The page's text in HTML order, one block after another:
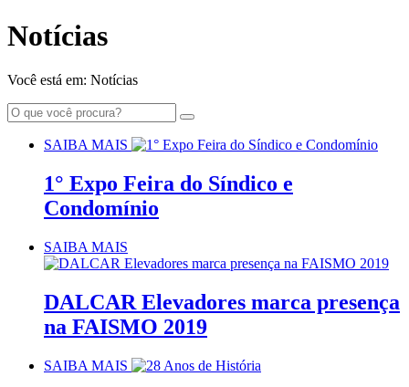
Notícias
Você está em: Notícias
SAIBA MAIS
1° Expo Feira do Síndico e
Condomínio
SAIBA MAIS
DALCAR Elevadores marca presença
na FAISMO 2019
SAIBA MAIS